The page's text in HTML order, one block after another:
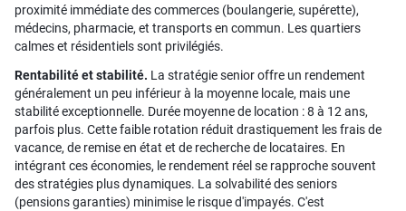
proximité immédiate des commerces (boulangerie, supérette),
médecins, pharmacie, et transports en commun. Les quartiers
calmes et résidentiels sont privilégiés.
Rentabilité et stabilité. La stratégie senior offre un rendement
généralement un peu inférieur à la moyenne locale, mais une
stabilité exceptionnelle. Durée moyenne de location : 8 à 12 ans,
parfois plus. Cette faible rotation réduit drastiquement les frais de
vacance, de remise en état et de recherche de locataires. En
intégrant ces économies, le rendement réel se rapproche souvent
des stratégies plus dynamiques. La solvabilité des seniors
(pensions garanties) minimise le risque d'impayés. C'est